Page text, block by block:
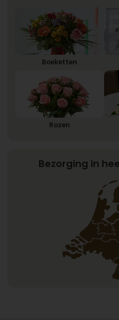
Boeketten
Rozen
Bezorging in